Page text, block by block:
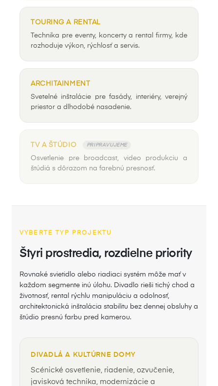
TOURING A RENTAL
Technika pre eventy, koncerty a rental firmy, kde
rozhoduje výkon, rýchlosť a servis.
ARCHITAINMENT
Svetelné inštalácie pre fasády, interiéry, verejný
priestor a dlhodobé nasadenie.
TV A ŠTÚDIO PRIPRAVUJEME
Osvetlenie pre broadcast, video produkciu a
štúdiá s dôrazom na farebnú presnosť.
VYBERTE TYP PROJEKTU
Štyri prostredia, rozdielne priority
Rovnaké svietidlo alebo riadiaci systém môže mať v
každom segmente inú úlohu. Divadlo rieši tichý chod a
životnosť, rental rýchlu manipuláciu a odolnosť,
architektonická inštalácia stabilitu bez dennej obsluhy a
štúdio presnú farbu pred kamerou.
DIVADLÁ A KULTÚRNE DOMY
Scénické osvetlenie, riadenie, ozvučenie,
javisková technika, modernizácie a